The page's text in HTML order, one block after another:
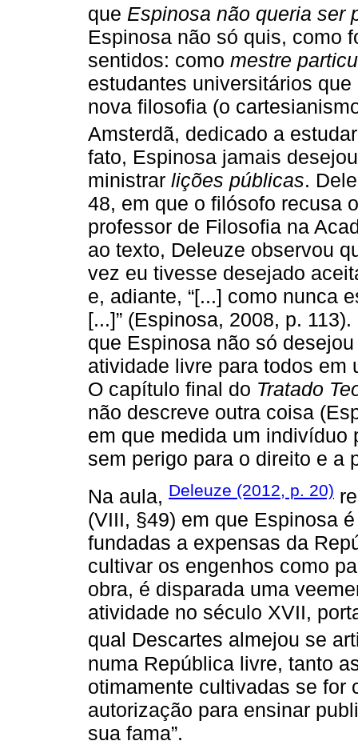
que Espinosa não queria ser
Espinosa não só quis, como
sentidos: como mestre
estudantes universitários
nova filosofia (o
Amsterdã, dedicado a
fato, Espinosa jamais
ministrar lições públicas.
48, em que o filósofo recusa
professor de Filosofia na
ao texto, Deleuze observou
vez eu tivesse desejado
e, adiante, “[...] como nunca
[...]” (Espinosa, 2008, p.
que Espinosa não só
atividade livre para todos em
O capítulo final do Tratado
não descreve outra coisa
em que medida um indivíduo
sem perigo para o direito e a
Na aula, Deleuze (2012, p. 20)
(VIII, §49) em que Espinosa
fundadas a expensas da
cultivar os engenhos como
obra, é disparada uma
atividade no século XVII,
qual Descartes almejou se
numa República livre, tanto
otimamente cultivadas se for
autorização para ensinar
sua fama”.